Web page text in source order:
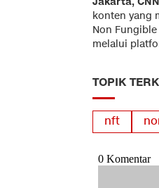
konten yang
Non
melalui
TOPIK
nft